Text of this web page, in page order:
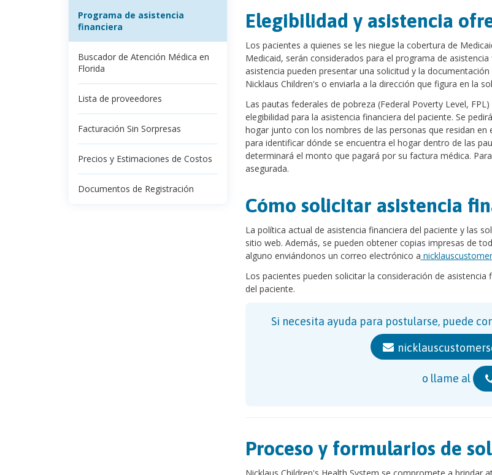
Programa de asistencia
financiera
Buscador de Atención Médica en
Florida
Lista de proveedores
Facturación Sin Sorpresas
Precios y Estimaciones de Costos
Documentos de Registración
Elegibilidad y asistencia
Los pacientes a quienes se les niegue la cobertura de
Medicaid, serán considerados para el programa de
asistencia pueden presentar una solicitud y la
Nicklaus Children's o enviarla a la dirección que figura en la
Las pautas federales de pobreza (Federal Poverty Level,
elegibilidad para la asistencia financiera del paciente. Se
hogar junto con los nombres de las personas que residan
para identificar dónde se encuentra el hogar dentro de las
determinará el monto que pagará por su factura médica.
asegurada.
Cómo solicitar asistencia
La política actual de asistencia financiera del paciente y las
sitio web. Además, se pueden obtener copias impresas de
alguno enviándonos un correo electrónico a
Los pacientes pueden solicitar la consideración de
del paciente.
Si necesita ayuda para postularse, puede
o llame al
Proceso y formularios de
Nicklaus Children's Health System se compromete a brindar